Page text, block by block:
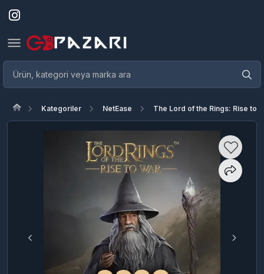
Kategoriler NetEase The Lord of the Rings: Rise to